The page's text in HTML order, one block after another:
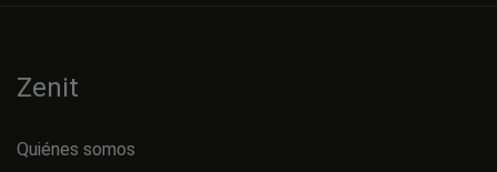
Zenit
Quiénes somos